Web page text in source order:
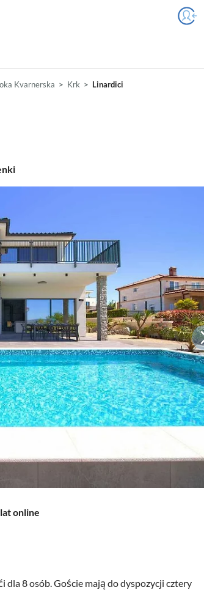
Kvarnerska Krk Linardici
online
8 osób. Goście mają do dyspozycji cztery